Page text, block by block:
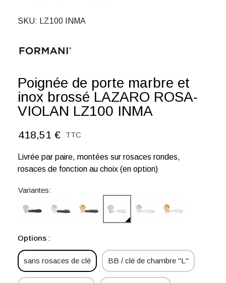
SKU LZ100 INMA
Poignée de porte marbre et
inox brossé LAZARO ROSA-
VIOLAN LZ100 INMA
418,51 € TTC
Livrée par paire, montées sur rosaces rondes,
rosaces de fonction au choix (en option)
Variantes:
Options :
sans rosaces de clé BB / clé de chambre "L"